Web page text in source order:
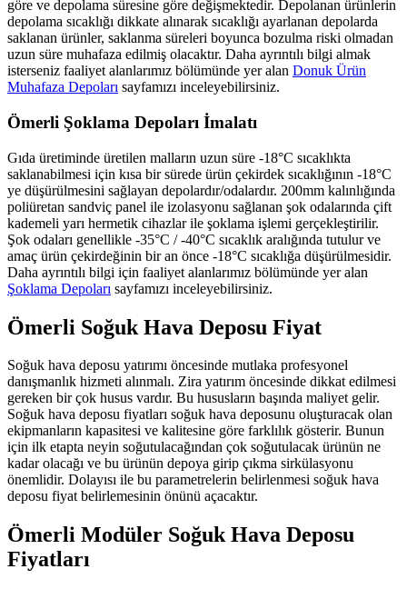
göre ve depolama süresine göre değişmektedir. Depolanan ürünlerin
depolama sıcaklığı dikkate alınarak sıcaklığı ayarlanan depolarda
saklanan ürünler, saklanma süreleri boyunca bozulma riski olmadan
uzun süre muhafaza edilmiş olacaktır. Daha ayrıntılı bilgi almak
isterseniz faaliyet alanlarımız bölümünde yer alan Donuk Ürün
Muhafaza Depoları sayfamızı inceleyebilirsiniz.
Ömerli Şoklama Depoları İmalatı
Gıda üretiminde üretilen malların uzun süre -18°C sıcaklıkta
saklanabilmesi için kısa bir sürede ürün çekirdek sıcaklığının -18°C
ye düşürülmesini sağlayan depolardır/odalardır. 200mm kalınlığında
poliüretan sandviç panel ile izolasyonu sağlanan şok odalarında çift
kademeli yarı hermetik cihazlar ile şoklama işlemi gerçekleştirilir.
Şok odaları genellikle -35°C / -40°C sıcaklık aralığında tutulur ve
amaç ürün çekirdeğinin bir an önce -18°C sıcaklığa düşürülmesidir.
Daha ayrıntılı bilgi için faaliyet alanlarımız bölümünde yer alan
Şoklama Depoları sayfamızı inceleyebilirsiniz.
Ömerli Soğuk Hava Deposu Fiyat
Soğuk hava deposu yatırımı öncesinde mutlaka profesyonel
danışmanlık hizmeti alınmalı. Zira yatırım öncesinde dikkat edilmesi
gereken bir çok husus vardır. Bu hususların başında maliyet gelir.
Soğuk hava deposu fiyatları soğuk hava deposunu oluşturacak olan
ekipmanların kapasitesi ve kalitesine göre farklılık gösterir. Bunun
için ilk etapta neyin soğutulacağından çok soğutulacak ürünün ne
kadar olacağı ve bu ürünün depoya girip çıkma sirkülasyonu
önemlidir. Dolayısı ile bu parametrelerin belirlenmesi soğuk hava
deposu fiyat belirlemesinin önünü açacaktır.
Ömerli Modüler Soğuk Hava Deposu
Fiyatları